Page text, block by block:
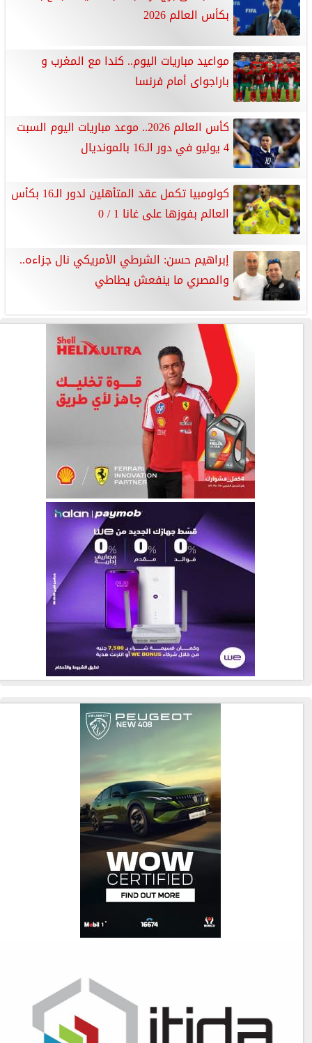
بكأس العالم 2026
مواعيد مباريات اليوم.. كندا مع المغرب و
باراجواى أمام فرنسا
كأس العالم 2026.. موعد مباريات اليوم السبت
4 يوليو في دور الـ16 بالمونديال
كولومبيا تكمل عقد المتأهلين لدور الـ16 بكأس
العالم بفوزها على غانا 1 / 0
إبراهيم حسن: الشرطي الأمريكي نال جزاءه..
والمصري ما ينفعش يطاطي